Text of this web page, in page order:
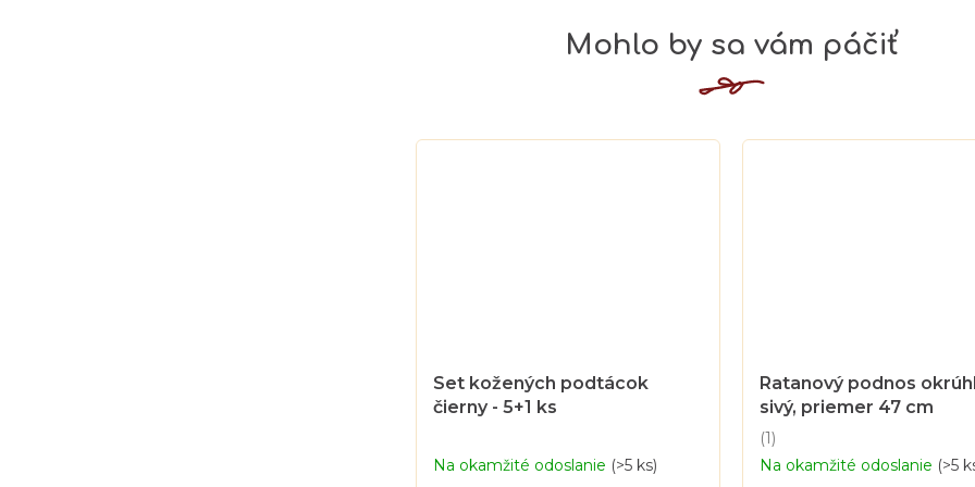
Set kožených podtácok
čierny - 5+1 ks
Na okamžité odoslanie (>5 ks)
Ratanový podnos
sivý, priemer 47 cm
Priemerné
hodnotenie
(1)
Na okamžité odoslanie (>5